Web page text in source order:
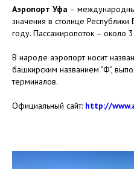
Аэропорт Уфа –
значения в столице
году. Пассажиропоток – около
В народе аэропорт носит
башкирским названием "ӨФӨ",
терминалов.
Официальный сайт: http://